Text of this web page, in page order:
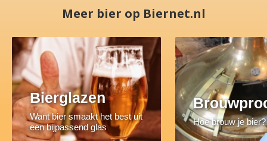
Meer bier op Biernet.nl
Bierglazen
Want bier smaakt het best uit
een bijpassend glas
Hoe brouw je bier?